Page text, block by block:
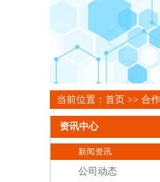
当前位置： 首页 >> 合
资讯中心
新闻资讯
公司动态